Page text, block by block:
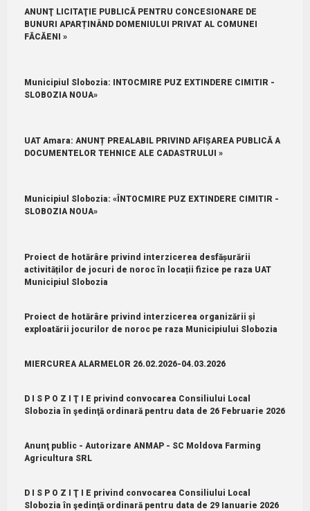
ANUNŢ LICITAŢIE PUBLICĂ PENTRU CONCESIONARE DE
BUNURI APARȚINÂND DOMENIULUI PRIVAT AL COMUNEI
FĂCĂENI »
Municipiul Slobozia: INTOCMIRE PUZ EXTINDERE CIMITIR -
SLOBOZIA NOUA»
UAT Amara: ANUNȚ PREALABIL PRIVIND AFIȘAREA PUBLICĂ A
DOCUMENTELOR TEHNICE ALE CADASTRULUI »
Municipiul Slobozia: «ÎNTOCMIRE PUZ EXTINDERE CIMITIR -
SLOBOZIA NOUA»
Proiect de hotărâre privind interzicerea desfășurării
activităților de jocuri de noroc în locații fizice pe raza UAT
Municipiul Slobozia
Proiect de hotărâre privind interzicerea organizării și
exploatării jocurilor de noroc pe raza Municipiului Slobozia
MIERCUREA ALARMELOR 26.02.2026-04.03.2026
D I S P O Z I Ţ I E privind convocarea Consiliului Local
Slobozia în şedinţă ordinară pentru data de 26 Februarie 2026
Anunţ public - Autorizare ANMAP - SC Moldova Farming
Agricultura SRL
D I S P O Z I Ţ I E privind convocarea Consiliului Local
Slobozia în şedinţă ordinară pentru data de 29 Ianuarie 2026